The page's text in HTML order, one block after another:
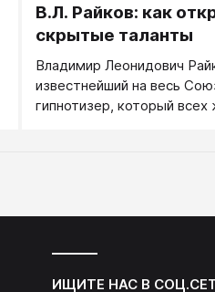
В.Л. Райков: как
скрытые таланты
Владимир Леонидович
известнейший на весь
гипнотизер, который
ИЩИТЕ НАС В